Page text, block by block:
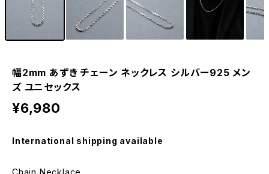
幅2mm あずき チェーン ネックレス シルバー925 メン
ズ ユニセックス
¥6,980
International shipping available
Chain Necklace